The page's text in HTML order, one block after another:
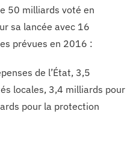
50 milliards voté en
sa lancée avec 16
prévues en 2016 :
de l’État, 3,5
locales, 3,4 milliards pour
pour la protection